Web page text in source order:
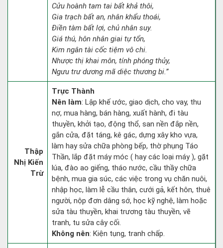
Cửu hoành tam tai bất khả thôi,
Gia trạch bất an, nhân khẩu thoái,
Điền tàm bất lợi, chủ nhân suy.
Giá thú, hôn nhân giai tự tổn,
Kim ngân tài cốc tiệm vô chi.
Nhược thị khai môn, tính phóng thủy,
Ngưu trư dương mã diệc thương bi.”
Thập
Nhị Kiến
Trừ
Trực Thành
Nên làm: Lập khế ước, giao dịch, cho vay, thu
nợ, mua hàng, bán hàng, xuất hành, đi tàu
thuyền, khởi tạo, động thổ, san nền đắp nền,
gắn cửa, đặt táng, kê gác, dựng xây kho vựa,
làm hay sửa chữa phòng bếp, thờ phụng Táo
Thần, lắp đặt máy móc ( hay các loại máy ), gặt
lúa, đào ao giếng, tháo nước, cầu thầy chữa
bệnh, mua gia súc, các việc trong vụ chăn nuôi,
nhập học, làm lễ cầu thân, cưới gả, kết hôn, thuê
người, nộp đơn dâng sớ, học kỹ nghệ, làm hoặc
sửa tàu thuyền, khai trương tàu thuyền, vẽ
tranh, tu sửa cây cối.
Không nên: Kiện tụng, tranh chấp.